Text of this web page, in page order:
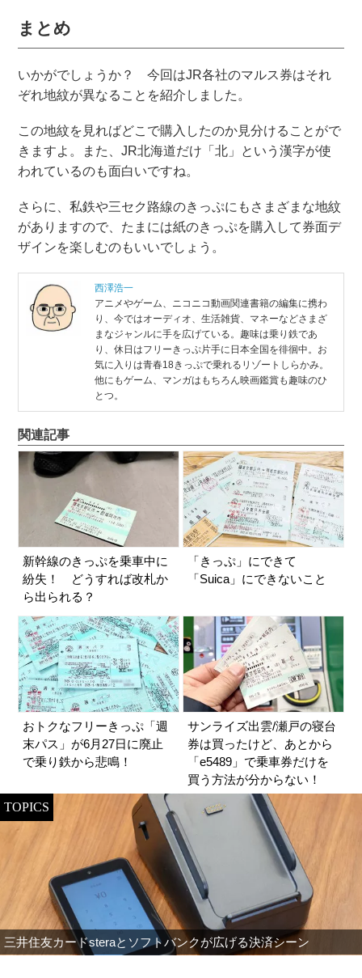
まとめ
いかがでしょうか？ 今回はJR各社のマルス券はそれ
ぞれ地紋が異なることを紹介しました。
この地紋を見ればどこで購入したのか見分けることがで
きますよ。また、JR北海道だけ「北」という漢字が使
われているのも面白いですね。
さらに、私鉄や三セク路線のきっぷにもさまざまな地紋
がありますので、たまには紙のきっぷを購入して券面デ
ザインを楽しむのもいいでしょう。
西澤浩一
アニメやゲーム、ニコニコ動画関連書籍の編集に携わ
り、今ではオーディオ、生活雑貨、マネーなどさまざ
まなジャンルに手を広げている。趣味は乗り鉄であ
り、休日はフリーきっぷ片手に日本全国を徘徊中。お
気に入りは青春18きっぷで乗れるリゾートしらかみ。
他にもゲーム、マンガはもちろん映画鑑賞も趣味のひ
とつ。
関連記事
新幹線のきっぷを乗車中に
紛失！ どうすれば改札か
ら出られる？
「きっぷ」にできて
「Suica」にできないこと
おトクなフリーきっぷ「週
末パス」が6月27日に廃止
で乗り鉄から悲鳴！
サンライズ出雲/瀬戸の寝台
券は買ったけど、あとから
「e5489」で乗車券だけを
買う方法が分からない！
TOPICS
三井住友カードsteraとソフトバンクが広げる決済シーン